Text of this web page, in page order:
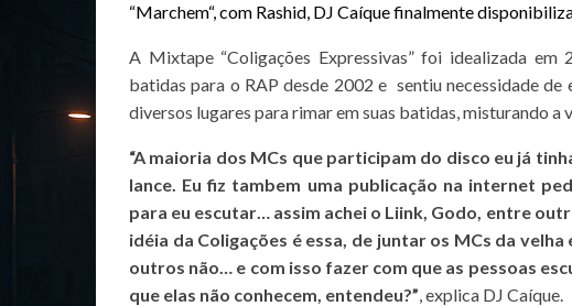
“Marchem“, com Rashid, DJ Caíque finalmente
A Mixtape “Coligações Expressivas” foi idealizada
batidas para o RAP desde 2002 e sentiu necessidade
diversos lugares para rimar em suas batidas, misturando a
“A maioria dos MCs que participam do disco eu já
lance. Eu fiz tambem uma publicação na internet
para eu escutar… assim achei o Liink, Godo, entre
idéia da Coligações é essa, de juntar os MCs da
outros não… e com isso fazer com que as pessoas
que elas não conhecem, entendeu?”, explica DJ Caíque.